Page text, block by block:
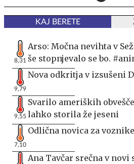
KAJ BERETE
8,31
Arso: Močna nevihta v
še stopnjevalo se bo.
9,79
Nova odkritja v izsušeni
9,55
Svarilo ameriških
lahko storila že jeseni
7,10
Odlična novica za
Ana Tavčar srečna v